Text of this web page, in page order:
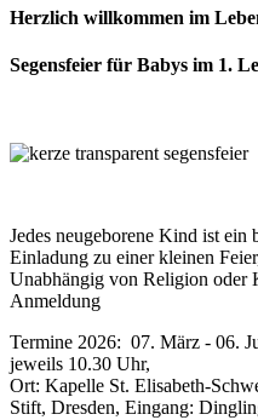
Herzlich willkommen im
Segensfeier für Babys im 1.
Jedes neugeborene Kind ist ein
Einladung zu einer kleinen
Unabhängig von Religion oder
Anmeldung
Termine 2026: 07. März - 06.
jeweils 10.30 Uhr,
Ort: Kapelle St. Elisabeth-
Stift, Dresden, Eingang: